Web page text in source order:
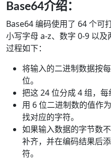
Base64介绍：
Base64 编码使用了 64 个可
小写字母 a-z、数字 0-9 以及
过程如下：
将输入的二进制数据按
位。
把这 24 位分成 4 组，每
用 6 位二进制数的值作
找对应的字符。
如果输入数据的字节数
补齐，并在编码结果后
符。